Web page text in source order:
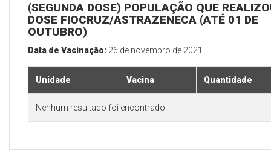
(SEGUNDA DOSE) POPULAÇÃO QUE
DOSE FIOCRUZ/ASTRAZENECA (ATÉ 01 DE
OUTUBRO)
Data de Vacinação: 26 de novembro de 2021
Unidade Vacina Quantidade
Nenhum resultado foi encontrado.